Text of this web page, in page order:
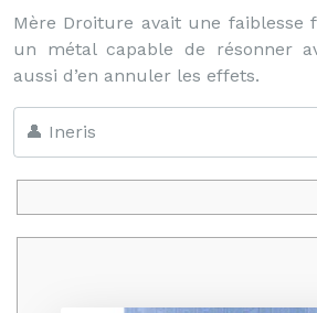
Mère Droiture avait une faiblesse
un métal capable de résonner
aussi d’en annuler les effets.
👤 Ineris